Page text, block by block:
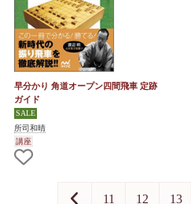
早分かり 角道オープン四間飛車 定跡
ガイド
所司和晴
講座
11 12 13